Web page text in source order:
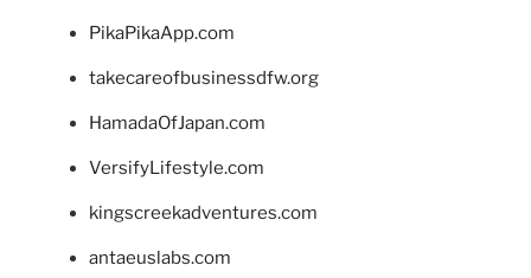
PikaPikaApp.com
takecareofbusinessdfw.org
HamadaOfJapan.com
VersifyLifestyle.com
kingscreekadventures.com
antaeuslabs.com